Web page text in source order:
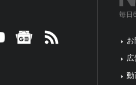
毎日
動